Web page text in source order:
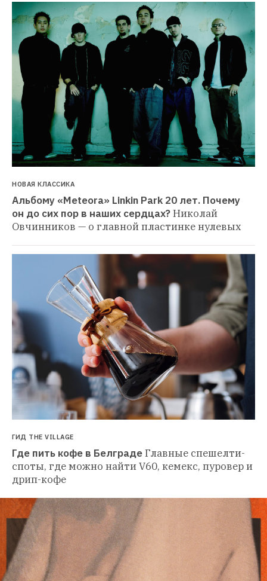
НОВАЯ КЛАССИКА
Альбому «Meteora» Linkin Park 20 лет. Почему
он до сих пор в наших сердцах?Николай
Овчинников — о главной пластинке нулевых
ГИД THE VILLAGE
Где пить кофе в БелградеГлавные спешелти-
споты, где можно найти V60, кемекс, пуровер и
дрип-кофе